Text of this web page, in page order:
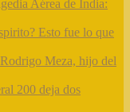
Aérea de India:
Esto fue lo que
Meza, hijo del
200 deja dos